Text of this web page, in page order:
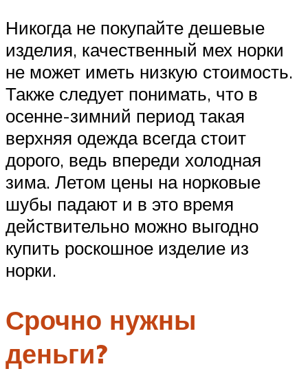
Никогда не покупайте дешевые
изделия, качественный мех норки
не может иметь низкую стоимость.
Также следует понимать, что в
осенне-зимний период такая
верхняя одежда всегда стоит
дорого, ведь впереди холодная
зима. Летом цены на норковые
шубы падают и в это время
действительно можно выгодно
купить роскошное изделие из
норки.
Срочно нужны
деньги?